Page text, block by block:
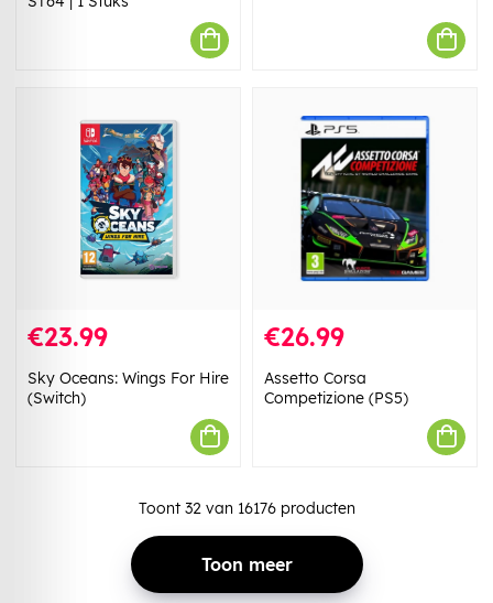
€23.99
Sky Oceans: Wings For Hire
(Switch)
€26.99
Assetto Corsa
Competizione (PS5)
Toont 32van 16176producten
Toon meer